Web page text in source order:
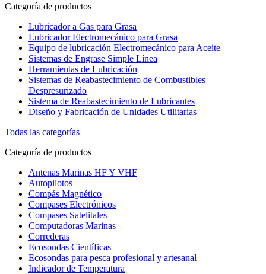
Categoría de productos
Lubricador a Gas para Grasa
Lubricador Electromecánico para Grasa
Equipo de lubricación Electromecánico para Aceite
Sistemas de Engrase Simple Línea
Herramientas de Lubricación
Sistemas de Reabastecimiento de Combustibles
Despresurizado
Sistema de Reabastecimiento de Lubricantes
Diseño y Fabricación de Unidades Utilitarias
Todas las categorías
Categoría de productos
Antenas Marinas HF Y VHF
Autopilotos
Compás Magnético
Compases Electrónicos
Compases Satelitales
Computadoras Marinas
Correderas
Ecosondas Científicas
Ecosondas para pesca profesional y artesanal
Indicador de Temperatura